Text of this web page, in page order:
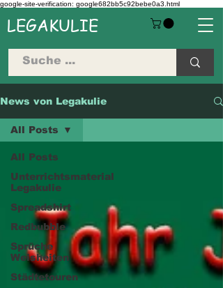
google-site-verification: google682bb5c92bebe0a3.html
LEGAKULIE
News von Legakulie
All Posts
Unterrichtsmaterial
Legakulie
Spreadshirt
Redbubble
Sprüche
Weisheiten
Städtetouren
All Posts